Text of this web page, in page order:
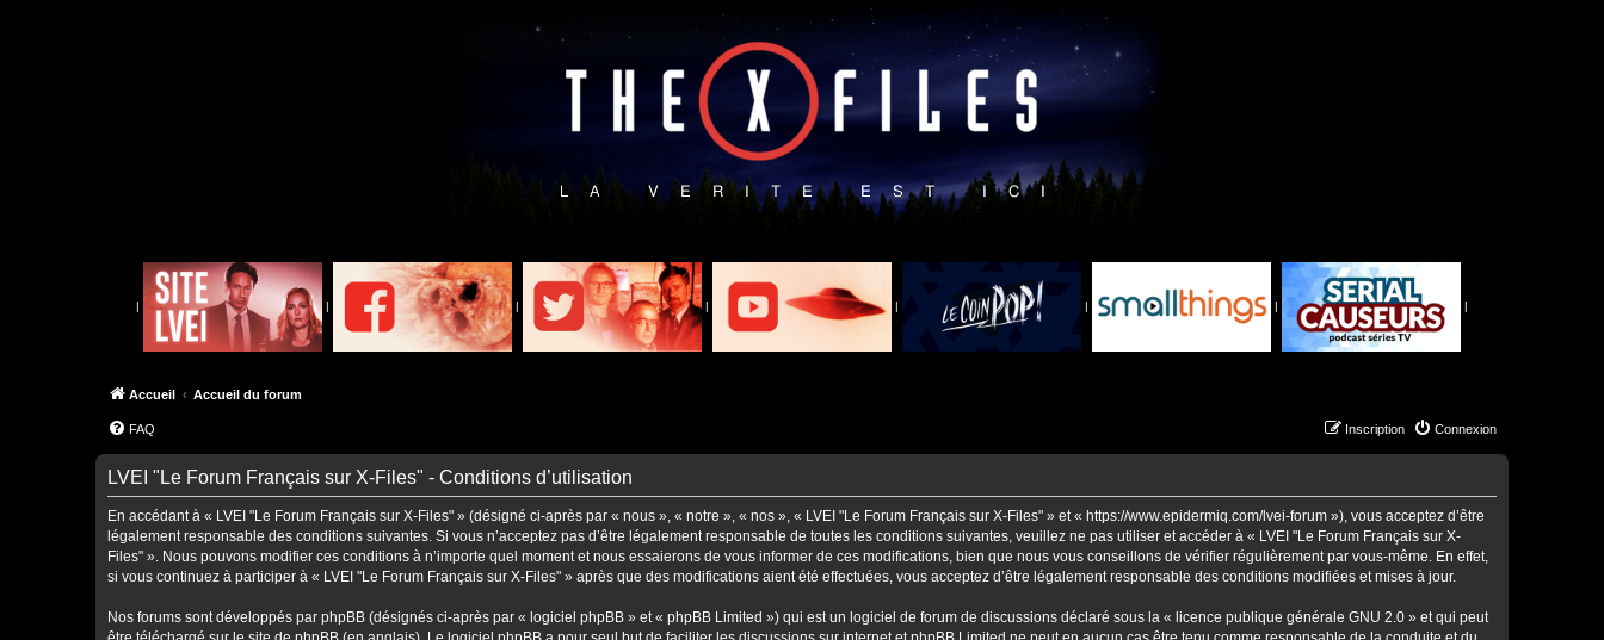
| | | | | | | |
Accueil Accueil du forum
FAQ Connexion
Inscription
LVEI "Le Forum Français sur X-Files" - Conditions d’utilisation
En accédant à « LVEI "Le Forum Français sur X-Files" » (désigné ci-après par « nous », « notre », « nos », « LVEI "Le Forum Français sur X-Files" » et « https://www.epidermiq.com/lvei-forum »), vous acceptez d’être
légalement responsable des conditions suivantes. Si vous n’acceptez pas d’être légalement responsable de toutes les conditions suivantes, veuillez ne pas utiliser et accéder à « LVEI "Le Forum Français sur X-
Files" ». Nous pouvons modifier ces conditions à n’importe quel moment et nous essaierons de vous informer de ces modifications, bien que nous vous conseillons de vérifier régulièrement par vous-même. En effet,
si vous continuez à participer à « LVEI "Le Forum Français sur X-Files" » après que des modifications aient été effectuées, vous acceptez d’être légalement responsable des conditions modifiées et mises à jour.
Nos forums sont développés par phpBB (désignés ci-après par « logiciel phpBB » et « phpBB Limited ») qui est un logiciel de forum de discussions déclaré sous la « licence publique générale GNU 2.0 » et qui peut